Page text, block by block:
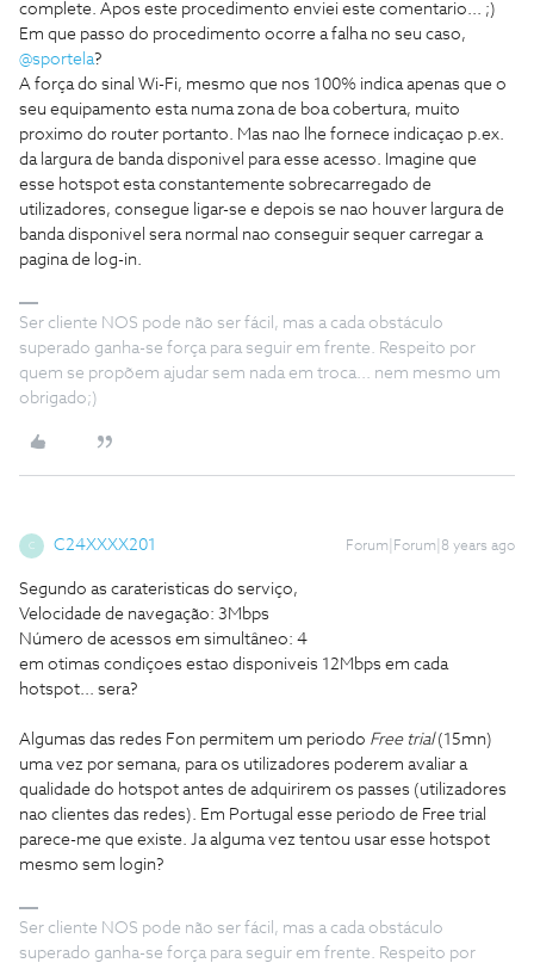
complete. Apos este procedimento enviei este comentario... ;)
Em que passo do procedimento ocorre a falha no seu caso,
@sportela?
A força do sinal Wi-Fi, mesmo que nos 100% indica apenas que o
seu equipamento esta numa zona de boa cobertura, muito
proximo do router portanto. Mas nao lhe fornece indicaçao p.ex.
da largura de banda disponivel para esse acesso. Imagine que
esse hotspot esta constantemente sobrecarregado de
utilizadores, consegue ligar-se e depois se nao houver largura de
banda disponivel sera normal nao conseguir sequer carregar a
pagina de log-in.
Ser cliente NOS pode não ser fácil, mas a cada obstáculo
superado ganha-se força para seguir em frente. Respeito por
quem se propõem ajudar sem nada em troca... nem mesmo um
obrigado;)
C C24XXXX201 Forum|Forum|8 years ago
Segundo as carateristicas do serviço,
Velocidade de navegação: 3Mbps
Número de acessos em simultâneo: 4
em otimas condiçoes estao disponiveis 12Mbps em cada
hotspot... sera?
Algumas das redes Fon permitem um periodo Free trial(15mn)
uma vez por semana, para os utilizadores poderem avaliar a
qualidade do hotspot antes de adquirirem os passes (utilizadores
nao clientes das redes). Em Portugal esse periodo de Free trial
parece-me que existe. Ja alguma vez tentou usar esse hotspot
mesmo sem login?
Ser cliente NOS pode não ser fácil, mas a cada obstáculo
superado ganha-se força para seguir em frente. Respeito por